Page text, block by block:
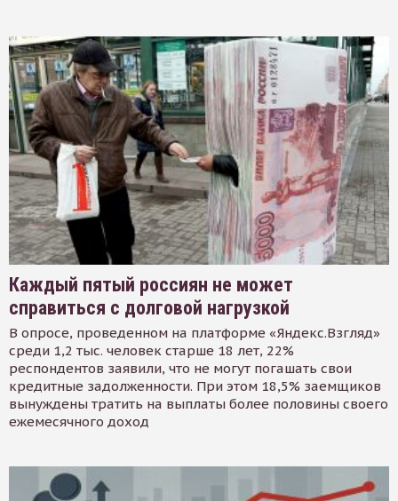
Каждый пятый россиян не может
справиться с долговой нагрузкой
В опросе, проведенном на платформе «Яндекс.Взгляд»
среди 1,2 тыс. человек старше 18 лет, 22%
респондентов заявили, что не могут погашать свои
кредитные задолженности. При этом 18,5% заемщиков
вынуждены тратить на выплаты более половины своего
ежемесячного доход